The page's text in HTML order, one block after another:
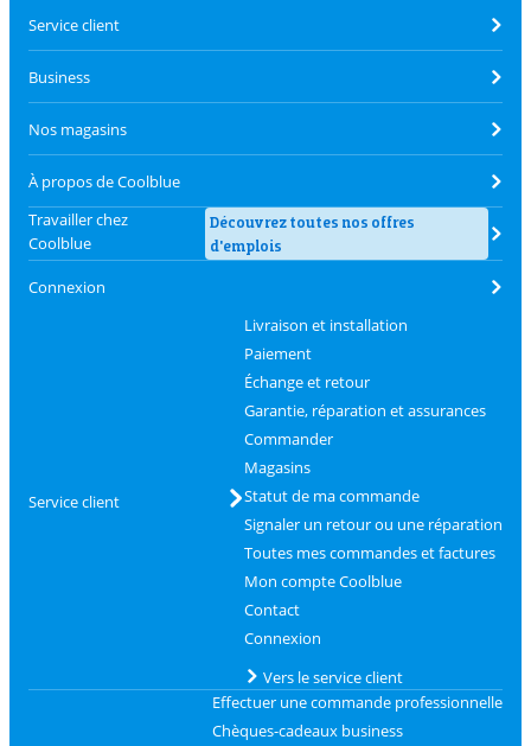
Service client
Business
Nos magasins
À propos de Coolblue
Travailler chez
Coolblue
Découvrez toutes nos offres
d'emplois
Connexion
Service client
Livraison et installation
Paiement
Échange et retour
Garantie, réparation et assurances
Commander
Magasins
Statut de ma commande
Signaler un retour ou une réparation
Toutes mes commandes et factures
Mon compte Coolblue
Contact
Connexion
Vers le service client
Effectuer une commande professionnelle
Chèques-cadeaux business